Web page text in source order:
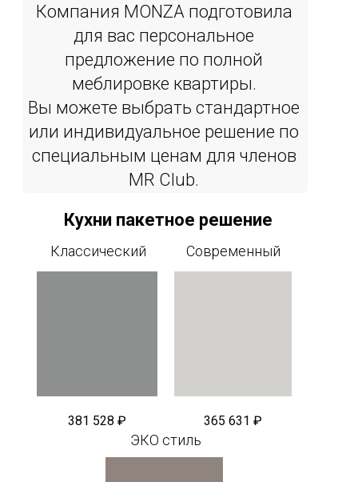
Кухни пакетное решение
Компания MONZA подготовила
для вас персональное
предложение по полной
меблировке квартиры.
Вы можете выбрать стандартное
или индивидуальное решение по
специальным ценам для членов
MR Сlub.
365 631 ₽
381 528 ₽
ЭКО стиль
Современный
Классический